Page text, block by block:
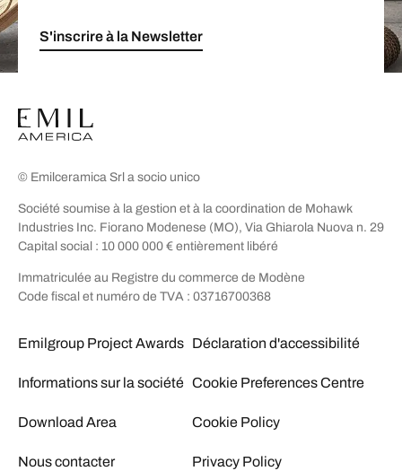
S'inscrire à la Newsletter
© Emilceramica Srl a socio unico
Société soumise à la gestion et à la coordination de Mohawk
Industries Inc. Fiorano Modenese (MO), Via Ghiarola Nuova n. 29
Capital social : 10 000 000 € entièrement libéré
Immatriculée au Registre du commerce de Modène
Code fiscal et numéro de TVA : 03716700368
Emilgroup Project Awards
Informations sur la société
Download Area
Nous contacter
Déclaration d'accessibilité
Cookie Preferences Centre
Cookie Policy
Privacy Policy